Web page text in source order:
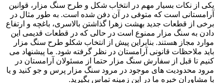
یکی از نکات بسیار مهم در انتخاب شکل و طرح سنگ مزار، قوانین
آرامستانی است که متوفی در آن دفن شده است. به طور مثال در
برخی از قطعات جدید بهشت زهرا گذاشتن بالاسری، باغچه و ارتفاع
دادن به سنگ مزار ممنوع است در حالی که در قطعات قدیمی این
موارد مجاز هستند. بنابراین پیش از انتخاب شکلو طرح سنگ مزار
باید ملاحظات قانونی آرامستان در نظر گرفته شود. ما پیشنهاد می
کنیم تا قبل از سفارش سنگ مزار حتما از مسئولان آرامستان در
مرود محدودیت های موجود در مرود سنگ مزار پرس و جو کنید و یا
با مشاوران خبره ما در این زمینه تماس بگیرید.